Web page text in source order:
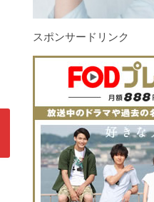
スポンサードリンク